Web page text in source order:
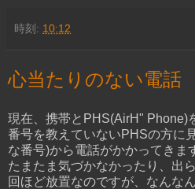
時刻: 10:12
心当たりのない電話
現在、携帯とPHS(AirH" Phone)
番号を教えていないPHSの方に
な番号)から電話がかかってきま
たまたま気づかなかったり、出
回ほど放置なのですが、なんな